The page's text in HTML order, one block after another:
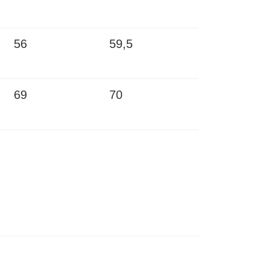
56 59,5
69 70